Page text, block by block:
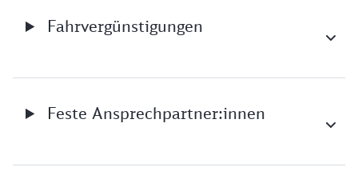
Fahrvergünstigungen
Feste Ansprechpartner:innen